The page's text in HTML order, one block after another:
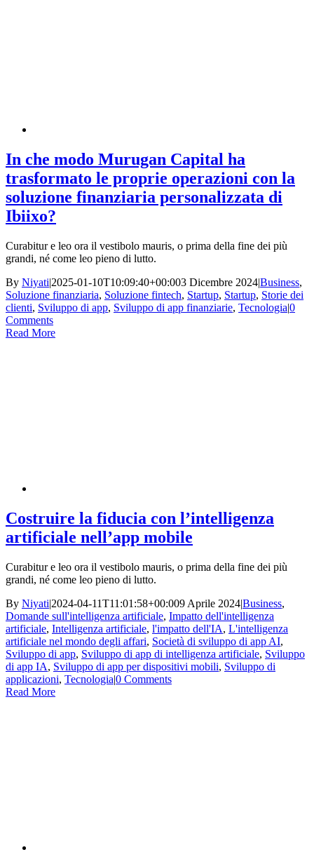
In che modo Murugan Capital ha
trasformato le proprie operazioni con la
soluzione finanziaria personalizzata di
Ibiixo?
Curabitur e leo ora il vestibolo mauris, o prima della fine dei più
grandi, né come leo pieno di lutto.
By Niyati|2025-01-10T10:09:40+00:003 Dicembre 2024|Business,
Soluzione finanziaria, Soluzione fintech, Startup, Startup, Storie dei
clienti, Sviluppo di app, Sviluppo di app finanziarie, Tecnologia|0
Comments
Read More
Costruire la fiducia con l’intelligenza
artificiale nell’app mobile
Curabitur e leo ora il vestibolo mauris, o prima della fine dei più
grandi, né come leo pieno di lutto.
By Niyati|2024-04-11T11:01:58+00:009 Aprile 2024|Business,
Domande sull'intelligenza artificiale, Impatto dell'intelligenza
artificiale, Intelligenza artificiale, l'impatto dell'IA, L'intelligenza
artificiale nel mondo degli affari, Società di sviluppo di app AI,
Sviluppo di app, Sviluppo di app di intelligenza artificiale, Sviluppo
di app IA, Sviluppo di app per dispositivi mobili, Sviluppo di
applicazioni, Tecnologia|0 Comments
Read More